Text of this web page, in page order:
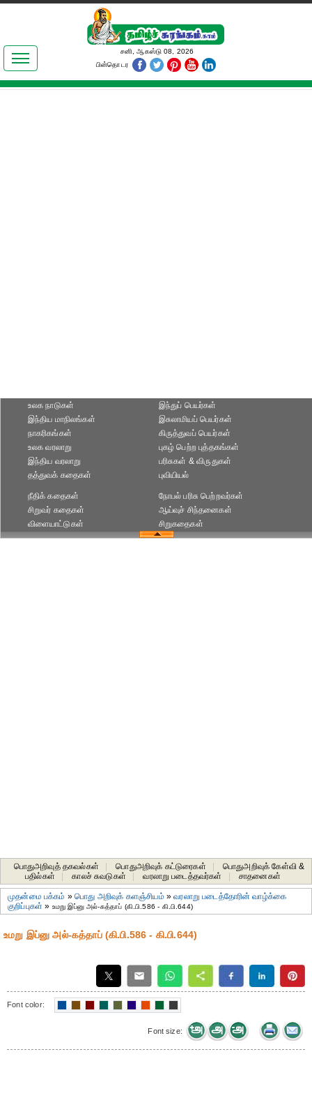
இலக்கியங்கள்
தமிழ் உலகம்
சனி, ஆகஸ்டு 08, 2026
பின்தொடர
உலக நாடுகள்
இந்திய மாநிலங்கள்
நாகரிகங்கள்
இந்துப் பெயர்கள்
இசுலாமியப் பெயர்கள்
கிருத்துவப் பெயர்கள்
உலக வரலாறு
இந்திய வரலாறு
தத்துவக் கதைகள்
புகழ் பெற்ற புத்தகங்கள்
பரிசுகள் & விருதுகள்
புவியியல்
நீதிக் கதைகள்
சிறுவர் கதைகள்
விளையாட்டுகள்
நோபல் பரிசு‎ பெற்றவர்‎கள்
ஆய்வுச் சிந்தனைகள்
சிறுகதைகள்
பொதுஅறிவுத் தகவல்கள் பொதுஅறிவுக் கட்டுரைகள்
பொதுஅறிவுக் கேள்வி &
பதில்கள்
காலச் சுவடுகள் வரலாறு படைத்தவர்கள் சாதனைகள்‎
முதன்மை பக்கம் »பொது அறிவுக் களஞ்சியம் »வரலாறு படைத்தோரின் வாழ்க்கை
குறிப்புகள் » உமறு இப்னு அல்-கத்தாப் (கி.பி.586 - கி.பி.644)
உமறு இப்னு அல்-கத்தாப் (கி.பி.586 - கி.பி.644)
Font color:
Font size: